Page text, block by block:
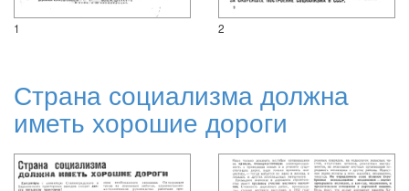
1 2
Страна социализма должна
иметь хорошие дороги